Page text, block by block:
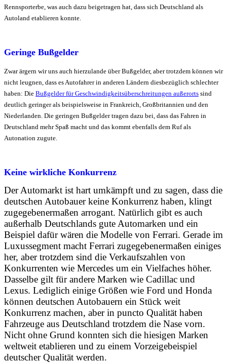
Rennsporterbe, was auch dazu beigetragen hat, dass sich Deutschland als
Autoland etablieren konnte.
Geringe Bußgelder
Zwar ärgern wir uns auch hierzulande über Bußgelder, aber trotzdem können wir
nicht leugnen, dass es Autofahrer in anderen Ländern diesbezüglich schlechter
haben: Die Bußgelder für Geschwindigkeitsüberschreitungen außerorts sind
deutlich geringer als beispielsweise in Frankreich, Großbritannien und den
Niederlanden. Die geringen Bußgelder tragen dazu bei, dass das Fahren in
Deutschland mehr Spaß macht und das kommt ebenfalls dem Ruf als
Autonation zugute.
Keine wirkliche Konkurrenz
Der Automarkt ist hart umkämpft und zu sagen, dass die
deutschen Autobauer keine Konkurrenz haben, klingt
zugegebenermaßen arrogant. Natürlich gibt es auch
außerhalb Deutschlands gute Automarken und ein
Beispiel dafür wären die Modelle von Ferrari. Gerade im
Luxussegment macht Ferrari zugegebenermaßen einiges
her, aber trotzdem sind die Verkaufszahlen von
Konkurrenten wie Mercedes um ein Vielfaches höher.
Dasselbe gilt für andere Marken wie Cadillac und
Lexus. Lediglich einige Größen wie Ford und Honda
können deutschen Autobauern ein Stück weit
Konkurrenz machen, aber in puncto Qualität haben
Fahrzeuge aus Deutschland trotzdem die Nase vorn.
Nicht ohne Grund konnten sich die hiesigen Marken
weltweit etablieren und zu einem Vorzeigebeispiel
deutscher Qualität werden.